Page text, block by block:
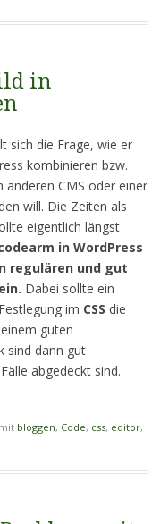
in
sich die Frage, wie er
kombinieren bzw.
anderen CMS oder einer
will. Die Zeiten als
eigentlich längst
in WordPress
regulären und gut
Dabei sollte ein
im CSS die
guten
sind dann gut
abgedeckt sind.
bloggen, Code, css, editor,